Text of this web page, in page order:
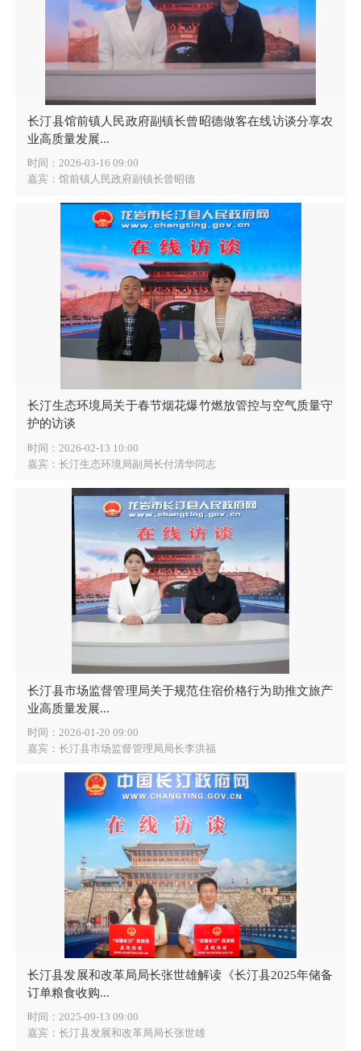
长汀县馆前镇人民政府副镇长曾昭德做客在线访谈分享农
业高质量发展...
时间：2026-03-16 09:00
嘉宾：馆前镇人民政府副镇长曾昭德
长汀生态环境局关于春节烟花爆竹燃放管控与空气质量守
护的访谈
时间：2026-02-13 10:00
嘉宾：长汀生态环境局副局长付清华同志
长汀县市场监督管理局关于规范住宿价格行为助推文旅产
业高质量发展...
时间：2026-01-20 09:00
嘉宾：长汀县市场监督管理局局长李洪福
长汀县发展和改革局局长张世雄解读《长汀县2025年储备
订单粮食收购...
时间：2025-09-13 09:00
嘉宾：长汀县发展和改革局局长张世雄